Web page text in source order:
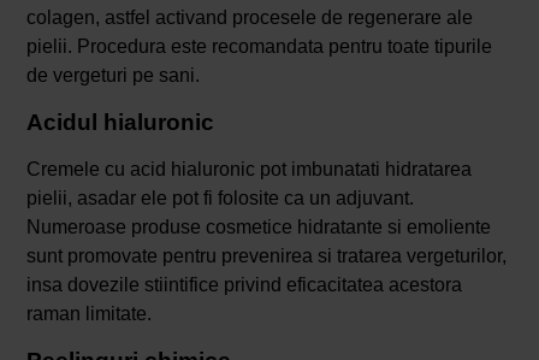
colagen, astfel activand procesele de regenerare ale
pielii. Procedura este recomandata pentru toate tipurile
de vergeturi pe sani.
Acidul hialuronic
Cremele cu acid hialuronic pot imbunatati hidratarea
pielii, asadar ele pot fi folosite ca un adjuvant.
Numeroase produse cosmetice hidratante si emoliente
sunt promovate pentru prevenirea si tratarea vergeturilor,
insa dovezile stiintifice privind eficacitatea acestora
raman limitate.